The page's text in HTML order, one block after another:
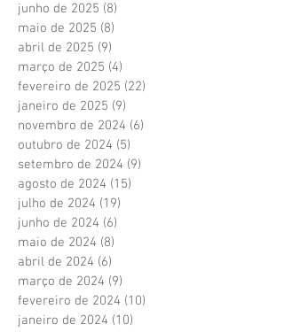
junho de 2025 (8)
maio de 2025 (8)
abril de 2025 (9)
março de 2025 (4)
fevereiro de 2025 (22)
janeiro de 2025 (9)
novembro de 2024 (6)
outubro de 2024 (5)
setembro de 2024 (9)
agosto de 2024 (15)
julho de 2024 (19)
junho de 2024 (6)
maio de 2024 (8)
abril de 2024 (6)
março de 2024 (9)
fevereiro de 2024 (10)
janeiro de 2024 (10)